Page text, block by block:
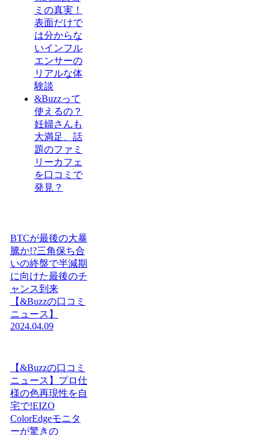
ミの真実！
表面だけで
は分からな
いインフル
エンサーの
リアルな体
験談
&Buzzって
使えるの？
妊婦さんも
大満足、話
題のファミ
リーカフェ
を口コミで
発見？
BTCが最後の大暴
騰か!?三角保ち合
いの終盤で半減期
に向けた最後のチ
ャンス到来
【&Buzzの口コミ
ニュース】
2024.04.09
【&Buzzの口コミ
ニュース】プロ仕
様の色再現性を自
宅で!EIZO
ColorEdgeモニタ
ーが驚きの